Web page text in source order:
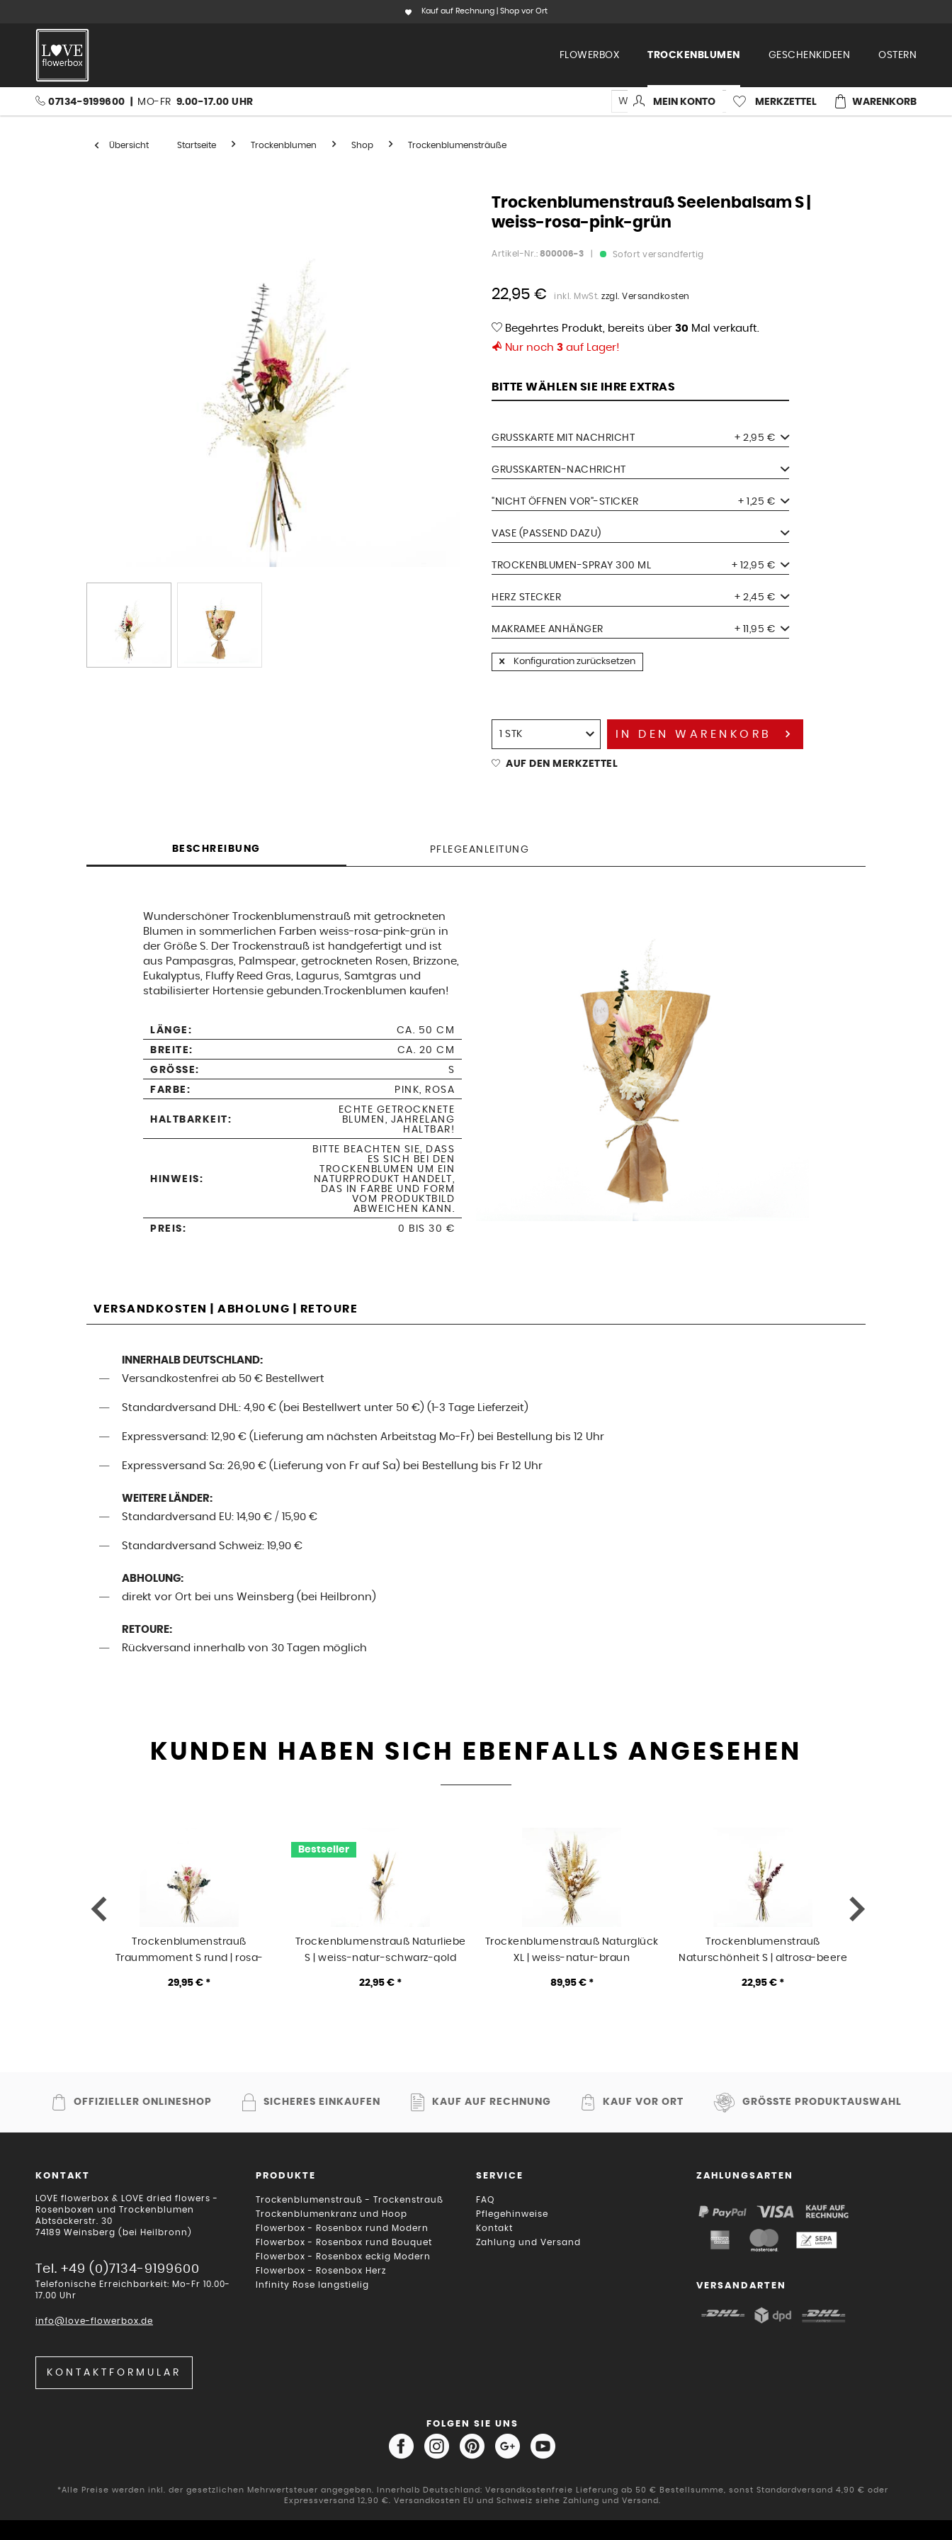
Kauf auf Rechnung | Shop vor Ort
FLOWERBOX TROCKENBLUMEN GESCHENKIDEEN OSTERN
07134-9199600 MO-FR 9.00-17.00 UHR MERKZETTEL
MEIN KONTO WARENKORB
Übersicht Startseite Trockenblumen Shop Trockenblumensträuße
Trockenblumenstrauß Seelenbalsam S |
weiss-rosa-pink-grün
Artikel-Nr.: 800006-3 Sofort versandfertig
22,95 € inkl. MwSt. zzgl. Versandkosten
Begehrtes Produkt, bereits über 30 Mal verkauft.
Nur noch 3 auf Lager!
BITTE WÄHLEN SIE IHRE EXTRAS
GRUSSKARTE MIT NACHRICHT + 2,95 €
GRUSSKARTEN-NACHRICHT
"NICHT ÖFFNEN VOR"-STICKER + 1,25 €
VASE (PASSEND DAZU)
TROCKENBLUMEN-SPRAY 300 ML + 12,95 €
HERZ STECKER + 2,45 €
MAKRAMEE ANHÄNGER + 11,95 €
Konfiguration zurücksetzen
IN DEN WARENKORB
AUF DEN MERKZETTEL
BESCHREIBUNG PFLEGEANLEITUNG
Wunderschöner Trockenblumenstrauß mit getrockneten
Blumen in sommerlichen Farben weiss-rosa-pink-grün in
der Größe S. Der Trockenstrauß ist handgefertigt und ist
aus Pampasgras, Palmspear, getrockneten Rosen, Brizzone,
Eukalyptus, Fluffy Reed Gras, Lagurus, Samtgras und
stabilisierter Hortensie gebunden.Trockenblumen kaufen!
LÄNGE:
CA. 50 CM
BREITE:
CA. 20 CM
GRÖSSE:
S
FARBE:
PINK, ROSA
HALTBARKEIT:
ECHTE GETROCKNETE
BLUMEN, JAHRELANG
HALTBAR!
HINWEIS:
BITTE BEACHTEN SIE, DASS
ES SICH BEI DEN
TROCKENBLUMEN UM EIN
NATURPRODUKT HANDELT,
DAS IN FARBE UND FORM
VOM PRODUKTBILD
ABWEICHEN KANN.
PREIS:
0 BIS 30 €
VERSANDKOSTEN | ABHOLUNG | RETOURE
INNERHALB DEUTSCHLAND:
Versandkostenfrei ab 50 € Bestellwert
Standardversand DHL: 4,90 € (bei Bestellwert unter 50 €) (1-3 Tage Lieferzeit)
Expressversand: 12,90 € (Lieferung am nächsten Arbeitstag Mo-Fr) bei Bestellung bis 12 Uhr
Expressversand Sa: 26,90 € (Lieferung von Fr auf Sa) bei Bestellung bis Fr 12 Uhr
WEITERE LÄNDER:
Standardversand EU: 14,90 € / 15,90 €
Standardversand Schweiz: 19,90 €
ABHOLUNG:
direkt vor Ort bei uns Weinsberg (bei Heilbronn)
RETOURE:
Rückversand innerhalb von 30 Tagen möglich
KUNDEN HABEN SICH EBENFALLS ANGESEHEN
Trockenblumenstrauß
Traummoment S rund | rosa-
29,95 € *
Bestseller
Trockenblumenstrauß Naturliebe
S | weiss-natur-schwarz-gold
22,95 € *
Trockenblumenstrauß Naturglück
XL | weiss-natur-braun
89,95 € *
Trockenblumenstrauß
Naturschönheit S | altrosa-beere
22,95 € *
OFFIZIELLER ONLINESHOP SICHERES EINKAUFEN KAUF AUF RECHNUNG KAUF VOR ORT GRÖSSTE PRODUKTAUSWAHL
KONTAKT
LOVE flowerbox & LOVE dried flowers -
Rosenboxen und Trockenblumen
Abtsäckerstr. 30
74189 Weinsberg (bei Heilbronn)
Tel. +49 (0)7134-9199600
Telefonische Erreichbarkeit: Mo-Fr 10.00-
17.00 Uhr
info@love-flowerbox.de
KONTAKTFORMULAR
PRODUKTE
Trockenblumenstrauß - Trockenstrauß
Trockenblumenkranz und Hoop
Flowerbox - Rosenbox rund Modern
Flowerbox - Rosenbox rund Bouquet
Flowerbox - Rosenbox eckig Modern
Flowerbox - Rosenbox Herz
Infinity Rose langstielig
SERVICE
FAQ
Pflegehinweise
Kontakt
Zahlung und Versand
ZAHLUNGSARTEN
VERSANDARTEN
FOLGEN SIE UNS
*Alle Preise werden inkl. der gesetzlichen Mehrwertsteuer angegeben. Innerhalb Deutschland: Versandkostenfreie Lieferung ab 50 € Bestellsumme, sonst Standardversand 4,90 € oder
Expressversand 12,90 €. Versandkosten EU und Schweiz siehe Zahlung und Versand.